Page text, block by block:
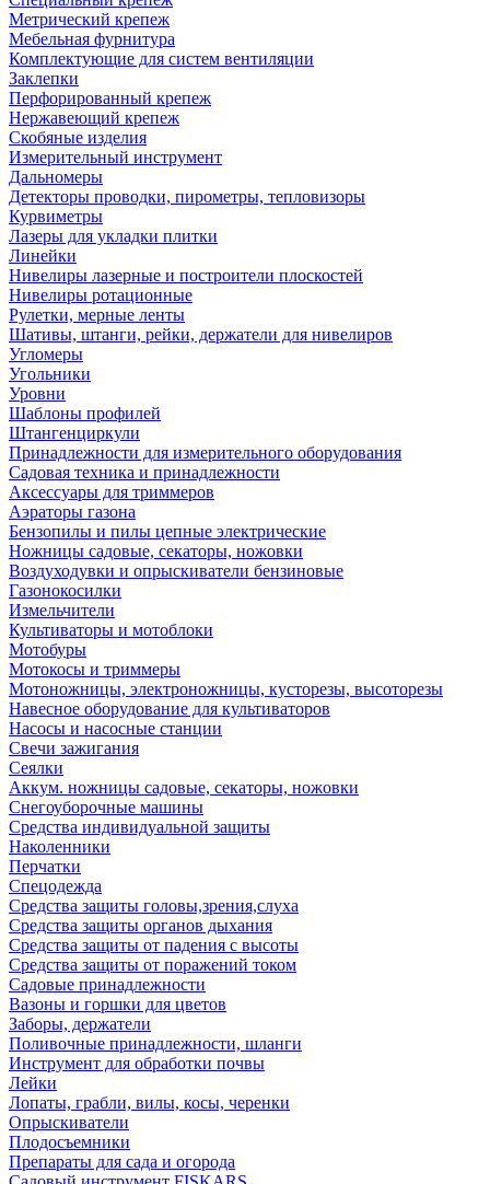
Метрический крепеж
Мебельная фурнитура
Комплектующие для систем вентиляции
Заклепки
Перфорированный крепеж
Нержавеющий крепеж
Скобяные изделия
Измерительный инструмент
Дальномеры
Детекторы проводки, пирометры, тепловизоры
Курвиметры
Лазеры для укладки плитки
Линейки
Нивелиры лазерные и построители плоскостей
Нивелиры ротационные
Рулетки, мерные ленты
Шативы, штанги, рейки, держатели для нивелиров
Угломеры
Угольники
Уровни
Шаблоны профилей
Штангенциркули
Принадлежности для измерительного оборудования
Садовая техника и принадлежности
Аксессуары для триммеров
Аэраторы газона
Бензопилы и пилы цепные электрические
Ножницы садовые, секаторы, ножовки
Воздуходувки и опрыскиватели бензиновые
Газонокосилки
Измельчители
Культиваторы и мотоблоки
Мотобуры
Мотокосы и триммеры
Мотоножницы, электроножницы, кусторезы, высоторезы
Навесное оборудование для культиваторов
Насосы и насосные станции
Свечи зажигания
Сеялки
Аккум. ножницы садовые, секаторы, ножовки
Снегоуборочные машины
Средства индивидуальной защиты
Наколенники
Перчатки
Спецодежда
Средства защиты головы,зрения,слуха
Средства защиты органов дыхания
Средства защиты от падения с высоты
Средства защиты от поражений током
Садовые принадлежности
Вазоны и горшки для цветов
Заборы, держатели
Поливочные принадлежности, шланги
Инструмент для обработки почвы
Лейки
Лопаты, грабли, вилы, косы, черенки
Опрыскиватели
Плодосъемники
Препараты для сада и огорода